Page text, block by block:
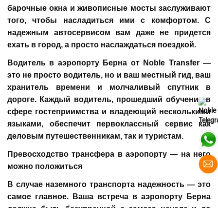
барочные окна и живописные мосты заслуживают
того, чтобы насладиться ими с комфортом. С
надежным автосервисом вам даже не придется
ехать в город, а просто наслаждаться поездкой.
Водитель в аэропорту Берна от Noble Transfer —
это не просто водитель, но и ваш местный гид, ваш
хранитель времени и молчаливый спутник в
дороге. Каждый водитель, прошедший обучение в
сфере гостеприимства и владеющий несколькими
языками, обеспечит первоклассный сервис как
деловым путешественникам, так и туристам.
Превосходство трансфера в аэропорту — на него
можно положиться
В случае наземного транспорта надежность — это
самое главное. Ваша встреча в аэропорту Берна